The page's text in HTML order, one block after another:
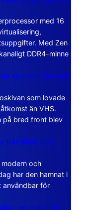
med 16
Med Zen
DDR4-minne
visade vägen mot
som lovade
än VHS.
på bred front blev
från tiden före
och
har den hamnat i
användbar för
– en mekanisk